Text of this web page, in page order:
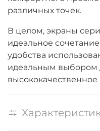
различных точек.
В целом, экраны
идеальное
удобства
идеальным выбором